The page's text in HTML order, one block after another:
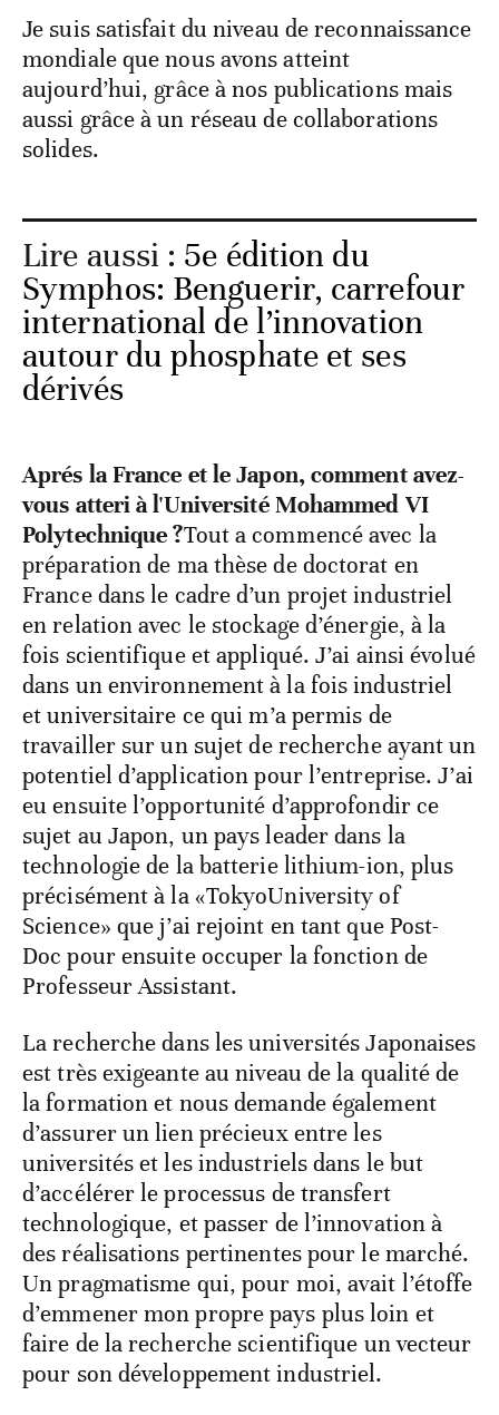
Je suis satisfait du niveau de reconnaissance
mondiale que nous avons atteint
aujourd’hui, grâce à nos publications mais
aussi grâce à un réseau de collaborations
solides.
Lire aussi : 5e édition du
Symphos: Benguerir, carrefour
international de l’innovation
autour du phosphate et ses
dérivés
Aprés la France et le Japon, comment avez-
vous atteri à l'Université Mohammed VI
Polytechnique ?Tout a commencé avec la
préparation de ma thèse de doctorat en
France dans le cadre d’un projet industriel
en relation avec le stockage d’énergie, à la
fois scientifique et appliqué. J’ai ainsi évolué
dans un environnement à la fois industriel
et universitaire ce qui m’a permis de
travailler sur un sujet de recherche ayant un
potentiel d’application pour l’entreprise. J’ai
eu ensuite l’opportunité d’approfondir ce
sujet au Japon, un pays leader dans la
technologie de la batterie lithium-ion, plus
précisément à la «TokyoUniversity of
Science» que j’ai rejoint en tant que Post-
Doc pour ensuite occuper la fonction de
Professeur Assistant.
La recherche dans les universités Japonaises
est très exigeante au niveau de la qualité de
la formation et nous demande également
d’assurer un lien précieux entre les
universités et les industriels dans le but
d’accélérer le processus de transfert
technologique, et passer de l’innovation à
des réalisations pertinentes pour le marché.
Un pragmatisme qui, pour moi, avait l’étoffe
d’emmener mon propre pays plus loin et
faire de la recherche scientifique un vecteur
pour son développement industriel.